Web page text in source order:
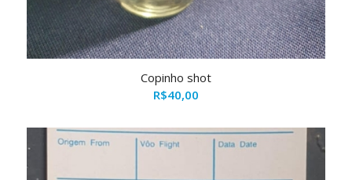
Copinho shot
R$40,00